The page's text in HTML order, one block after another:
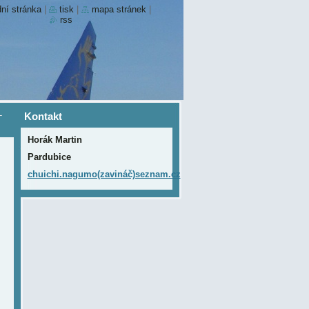
Kontakt
Horák Martin
Pardubice
chuichi.nagumo(zavináč)seznam.cz
stránka tisk mapa stránek
rss